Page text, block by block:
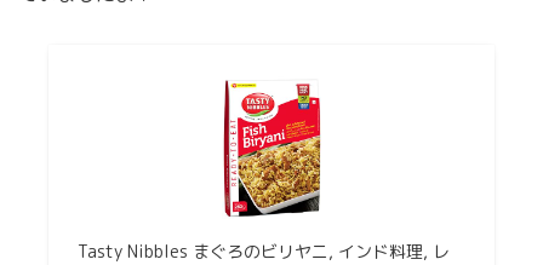
Tasty Nibbles まぐろのビリヤニ, インド料理, レ